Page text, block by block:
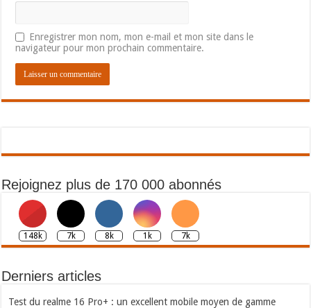
Enregistrer mon nom, mon e-mail et mon site dans le
navigateur pour mon prochain commentaire.
Rejoignez plus de 170 000 abonnés
148k 7k 8k 1k 7k
Derniers articles
Test du realme 16 Pro+ : un excellent mobile moyen de gamme